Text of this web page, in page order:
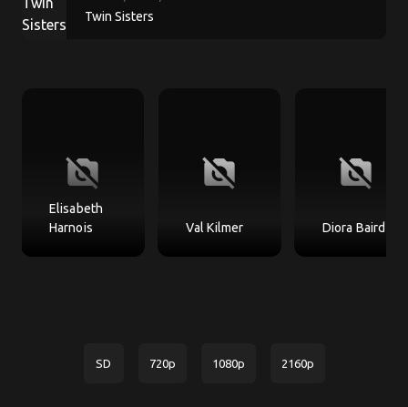
Twin Sisters
no_photography
Elisabeth
Harnois
no_photography
Val Kilmer
no_photography
Diora Baird
SD 720p 1080p 2160p